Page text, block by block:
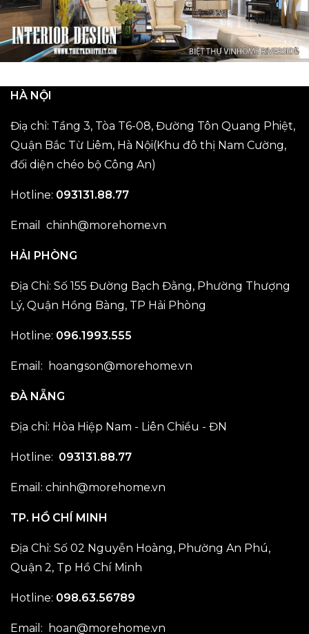
HÀ NỘI
Điạ chỉ: Tầng 3, Tòa T6-08, Đường Tôn Quang Phiệt,
Quận Bắc Từ Liêm, Hà Nội(Khu đô thị Nam Cường,
đối diện chéo bộ Công An)
Hotline: 093131.88.77
Email chinh@morehome.vn
HẢI PHÒNG
Địa Chỉ: Số 155 Đường Bạch Đằng, Phường Thượng
Lý, Quận Hồng Bàng, TP Hải Phòng
Hotline: 096.1993.555
Email: hoangson@morehome.vn
ĐÀ NẴNG
Địa chỉ: Hòa Hiệp Nam - Liên Chiều - ĐN
Hotline: 093131.88.77
Email: chinh@morehome.vn
TP. HỒ CHÍ MINH
Địa Chỉ: Số 02 Nguyễn Hoàng, Phường An Phú,
Quận 2, Tp Hồ Chí Minh
Hotline: 098.63.56789
Email: hoan@morehome.vn